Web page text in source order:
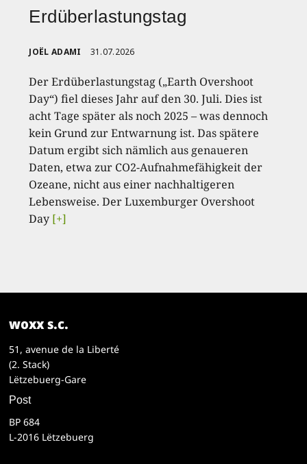
Erdüberlastungstag
JOËL ADAMI 31.07.2026
Der Erdüberlastungstag („Earth Overshoot
Day“) fiel dieses Jahr auf den 30. Juli. Dies ist
acht Tage später als noch 2025 – was dennoch
kein Grund zur Entwarnung ist. Das spätere
Datum ergibt sich nämlich aus genaueren
Daten, etwa zur CO2-Aufnahmefähigkeit der
Ozeane, nicht aus einer nachhaltigeren
Lebensweise. Der Luxemburger Overshoot
Day [+]
woxx s.c.
51, avenue de la Liberté
(2. Stack)
Lëtzebuerg-Gare
Post
BP 684
L-2016 Lëtzebuerg